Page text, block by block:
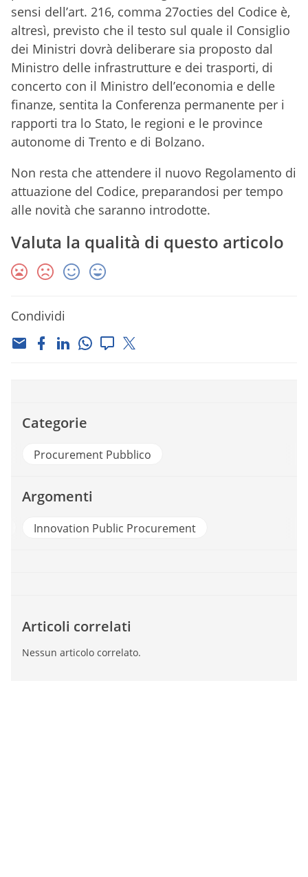
sensi dell’art. 216, comma 27octies del Codice è,
altresì, previsto che il testo sul quale il Consiglio
dei Ministri dovrà deliberare sia proposto dal
Ministro delle infrastrutture e dei trasporti, di
concerto con il Ministro dell’economia e delle
finanze, sentita la Conferenza permanente per i
rapporti tra lo Stato, le regioni e le province
autonome di Trento e di Bolzano.
Non resta che attendere il nuovo Regolamento di
attuazione del Codice, preparandosi per tempo
alle novità che saranno introdotte.
Valuta la qualità di questo articolo
Condividi
Categorie
Procurement Pubblico
Argomenti
Innovation Public Procurement
Articoli correlati
Nessun articolo correlato.